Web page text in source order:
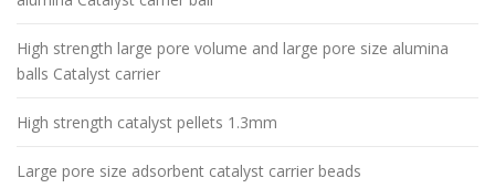
High strength large pore volume and large pore size alumina
balls Catalyst carrier
High strength catalyst pellets 1.3mm
Large pore size adsorbent catalyst carrier beads